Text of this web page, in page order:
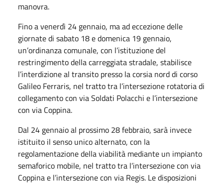
manovra.
Fino a venerdì 24 gennaio, ma ad eccezione delle
giornate di sabato 18 e domenica 19 gennaio,
un’ordinanza comunale, con l’istituzione del
restringimento della carreggiata stradale, stabilisce
l’interdizione al transito presso la corsia nord di corso
Galileo Ferraris, nel tratto tra l’intersezione rotatoria di
collegamento con via Soldati Polacchi e l’intersezione
con via Coppina.
Dal 24 gennaio al prossimo 28 febbraio, sarà invece
istituito il senso unico alternato, con la
regolamentazione della viabilità mediante un impianto
semaforico mobile, nel tratto tra l’intersezione con via
Coppina e l’intersezione con via Regis. Le disposizioni